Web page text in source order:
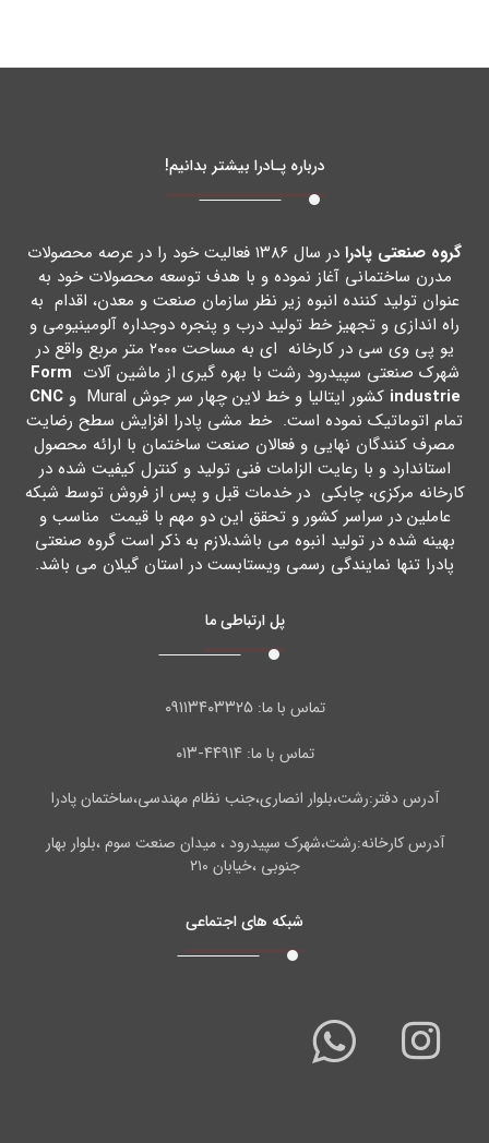
درباره پـادرا بیشتر بدانیم!
گروه صنعتی پادرا
در سال ۱۳۸۶ فعالیت خود را در عرصه محصولات
مدرن ساختمانی آغاز نموده و با هدف توسعه محصولات خود به
عنوان تولید کننده انبوه زیر نظر سازمان صنعت و معدن، اقدام به
راه اندازي و تجهیز خط تولید درب و پنجره دوجداره آلومینیومی و
یو پی وي سی در کارخانه اي به مساحت ۲۰۰۰ متر مربع واقع در
شهرك صنعتی سپیدرود رشت با بهره گیري از ماشین آلات Form
industrie کشور ایتالیا و خط لاین چهار سر جوش Mural و
CNC
تمام اتوماتیک نموده است. خط مشی پادرا افزایش سطح رضایت
مصرف کنندگان نهایی و فعالان صنعت ساختمان با ارائه محصول
استاندارد و با رعایت الزامات فنی تولید و کنترل کیفیت شده در
کارخانه مرکزي، چابکی در خدمات قبل و پس از فروش توسط شبکه
عاملین در سراسر کشور و تحقق این دو مهم با قیمت مناسب و
بهینه شده در تولید انبوه می باشد،لازم به ذکر است گروه صنعتی
پادرا تنها نمایندگی رسمی ویستابست در استان گیلان می باشد.
پل ارتباطی ما
تماس با ما:۰۹۱۱۳۴۰۳۳۲۵
تماس با ما: ۴۴۹۱۴-۰۱۳
آدرس دفتر:رشت،بلوار انصاری،جنب نظام مهندسی،ساختمان پادرا
آدرس کارخانه:رشت،شهرک سپیدرود ، میدان صنعت سوم ،بلوار بهار
جنوبی ،خیابان ۲۱۰
شبکه های اجتماعی